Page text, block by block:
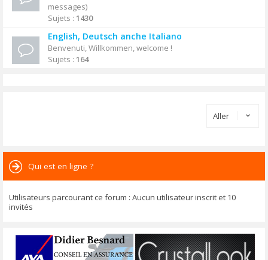
messages)
Sujets : 1430
English, Deutsch anche Italiano
Benvenuti, Willkommen, welcome !
Sujets : 164
Aller
Qui est en ligne ?
Utilisateurs parcourant ce forum : Aucun utilisateur inscrit et 10
invités